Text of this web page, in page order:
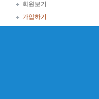
회원보기
가입하기